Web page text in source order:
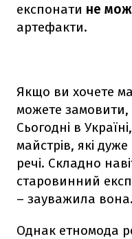
експонати не
артефакти.
Якщо ви хочете
можете
Сьогодні в
майстрів, які
речі. Складно
старовинний
– зауважила вона.
Однак етномода